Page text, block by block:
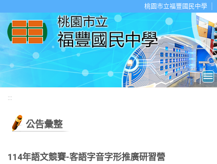
桃園市立福豐國民中學
:::
公告彙整
114年語文競賽-客語字音字形推廣研習營